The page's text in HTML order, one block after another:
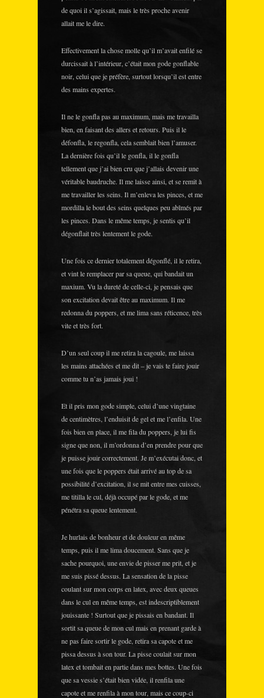
de quoi il s’agissait, mais le très proche avenir
allait me le dire.
Effectivement la chose molle qu’il m’avait enfilé se
durcissait à l’intérieur, c’était mon gode gonflable
noir, celui que je préfère, surtout lorsqu’il est entre
des mains expertes.
Il ne le gonfla pas au maximum, mais me travailla
bien, en faisant des allers et retours. Puis il le
défonfla, le regonfla, cela semblait bien l’amuser.
La dernière fois qu’il le gonfla, il le gonfla
tellement que j’ai bien cru que j’allais devenir une
véritable baudruche. Il me laisse ainsi, et se remit à
me travailler les seins. Il m’enleva les pinces, et me
mordilla le bout des seins quelques peu abîmés par
les pinces. Dans le même temps, je sentis qu’il
dégonflait très lentement le gode.
Une fois ce dernier totalement dégonflé, il le retira,
et vint le remplacer par sa queue, qui bandait un
maxium. Vu la dureté de celle-ci, je pensais que
son excitation devait être au maximum. Il me
redonna du poppers, et me lima sans réticence, très
vite et très fort.
D’un seul coup il me retira la cagoule, me laissa
les mains attachées et me dit – je vais te faire jouir
comme tu n’as jamais joui !
Et il pris mon gode simple, celui d’une vingtaine
de centimètres, l’enduisit de gel et me l’enfila. Une
fois bien en place, il me fila du poppers, je lui fis
signe que non, il m’ordonna d’en prendre pour que
je puisse jouir correctement. Je m’exécutai donc, et
une fois que le poppers était arrivé au top de sa
possibilité d’excitation, il se mit entre mes cuisses,
me titilla le cul, déjà occupé par le gode, et me
pénétra sa queue lentement.
Je hurlais de bonheur et de douleur en même
temps, puis il me lima doucement. Sans que je
sache pourquoi, une envie de pisser me prit, et je
me suis pissé dessus. La sensation de la pisse
coulant sur mon corps en latex, avec deux queues
dans le cul en même temps, est indescriptiblement
jouissante ! Surtout que je pissais en bandant. Il
sortit sa queue de mon cul mais en prenant garde à
ne pas faire sortir le gode, retira sa capote et me
pissa dessus à son tour. La pisse coulait sur mon
latex et tombait en partie dans mes bottes. Une fois
que sa vessie s’était bien vidée, il renfila une
capote et me renfila à mon tour, mais ce coup-ci